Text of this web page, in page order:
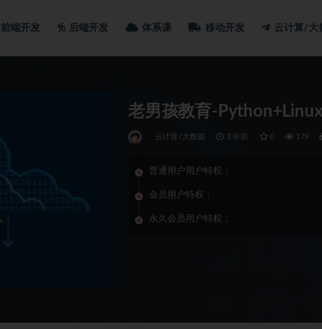
前端开发 后端开发 体系课 移动开发 云计算/大
老男孩教育-
云计算/大数据 3 年前 0 179
普通用户用户特权：
会员用户特权：
永久会员用户特权：